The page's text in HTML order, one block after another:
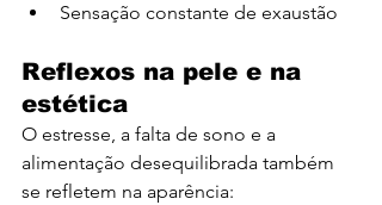
Sensação constante de exaustão
Reflexos na pele e na
estética
O estresse, a falta de sono e a
alimentação desequilibrada também
se refletem na aparência: